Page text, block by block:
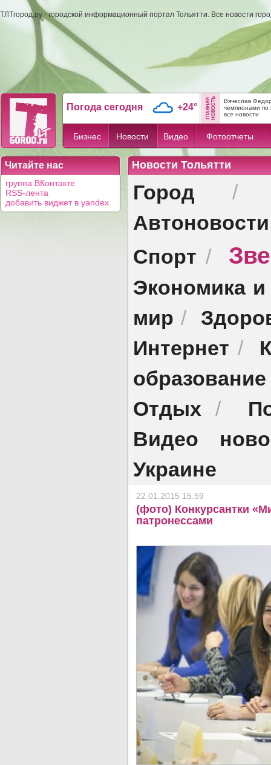
ТЛТгород.ру - городской информационный портал Тольятти. Все новости
Погода сегодня +24°
Вячеслав
чемпионами по
все новости
Бизнес Новости Видео Фотоотчеты
Читайте нас
группа ВКонтакте
RSS-лента
добавить виджет в yandex
Новости Тольятти
Город
Автоновости
Спорт /
Экономика
мир /
Интернет /
образование
Отдых /
Видео
Украине
22.01.2015 15:59
(фото) Конкурсантки
патронессами